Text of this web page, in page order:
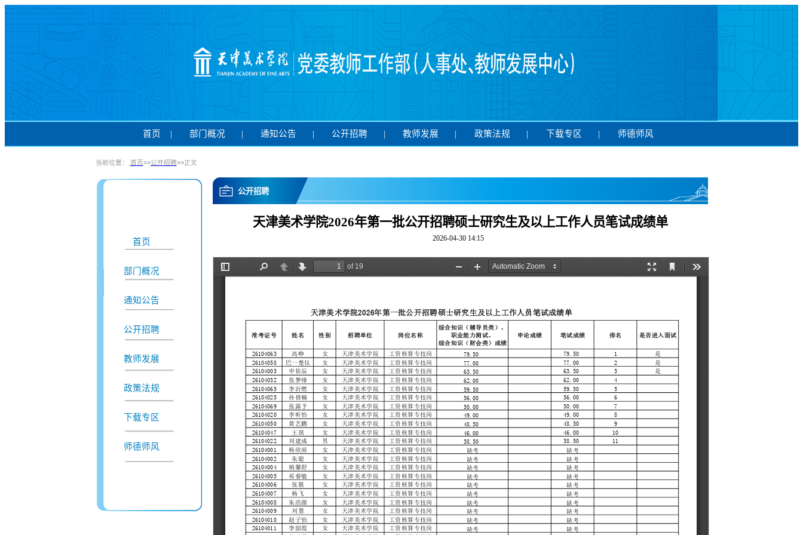
首页 | 部门概况 | 通知公告 | 公开招聘 | 教师发展 | 政策法规 | 下载专区 | 师德师风
当前位置： 首页>>公开招聘>>正文
首页
部门概况
通知公告
公开招聘
教师发展
政策法规
下载专区
师德师风
公开招聘
天津美术学院2026年第一批公开招聘硕士研究生及以上工作人员笔试成绩单
2026-04-30 14:15